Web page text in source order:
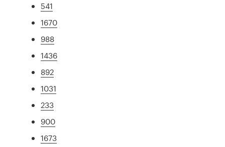
541
1670
988
1436
892
1031
233
900
1673